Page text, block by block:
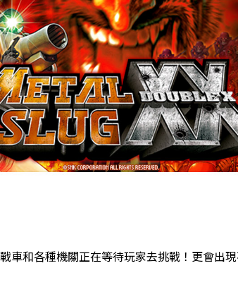
車和各種機關正在等待玩家去挑戰！更會出